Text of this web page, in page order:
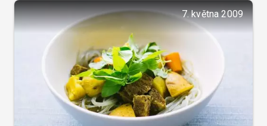
7. května 2009